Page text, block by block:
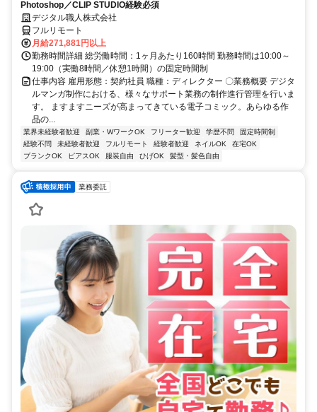
Photoshop／CLIP STUDIO経験必須
デジタル職人株式会社
フルリモート
月給271,881円以上
勤務時間詳細 総労働時間：1ヶ月あたり160時間 勤務時間は10:00～
19:00（実働8時間／休憩1時間）の固定時間制
仕事内容 雇用形態：契約社員 職種：ディレクター 〇業務概要 デジタ
ルマンガ制作における、様々なサポート業務の制作進行管理を行いま
す。 ますますニーズが高まってきている電子コミック。あらゆる作
品の...
業界未経験者歓迎 副業・WワークOK フリーター歓迎 学歴不問
固定時間制
経験不問
未経験者歓迎 フルリモート 経験者歓迎 ネイルOK
在宅OK
ブランクOK
ピアスOK 服装自由 ひげOK 髪型・髪色自由
業務委託